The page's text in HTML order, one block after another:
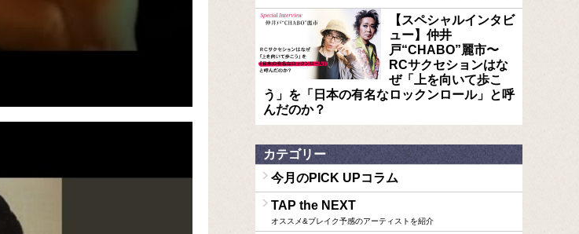
【スペシャルインタビ
ュー】仲井
戸“CHABO”麗市〜
RCサクセションはな
ぜ「上を向いて歩こ
う」を「日本の有名なロックンロール」と呼
んだのか？
カテゴリー
今月のPICK UPコラム
TAP the NEXT
オススメ&ブレイク予感のアーティストを紹介